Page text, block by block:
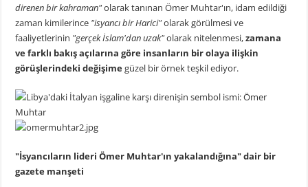
direnen bir kahraman"olarak tanınan Ömer Muhtar'ın, idam edildiği
zaman kimilerince "isyancı bir Harici"olarak görülmesi ve
faaliyetlerinin "gerçek İslam'dan uzak"olarak nitelenmesi,zamana
ve farklı bakış açılarına göre insanların bir olaya ilişkin
görüşlerindeki değişimegüzel bir örnek teşkil ediyor.
"İsyancıların lideri Ömer Muhtar'ın yakalandığına" dair bir
gazete manşeti